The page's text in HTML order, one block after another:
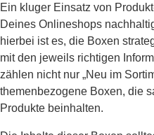
Ein kluger Einsatz von
Deines Onlineshops
hierbei ist es, die Boxen
mit den jeweils richtigen
zählen nicht nur „Neu im
themenbezogene Boxen, die
Produkte beinhalten.